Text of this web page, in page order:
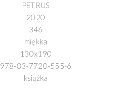
PETRUS
2020
346
miękka
130x190
978-83-7720-555-6
książka